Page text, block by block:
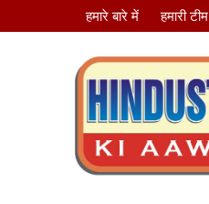
हमारे बारे में हमारी टीम